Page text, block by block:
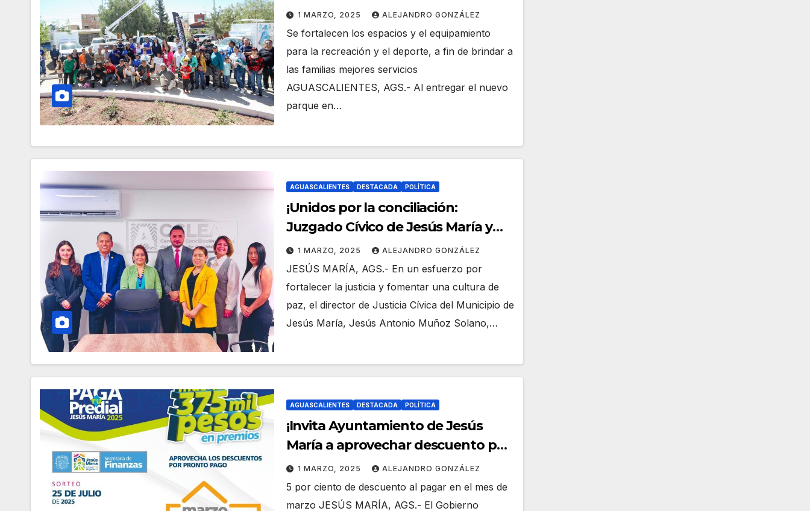
vehículos para servicios públicos!
1 MARZO, 2025 ALEJANDRO GONZÁLEZ
Se fortalecen los espacios y el equipamiento
para la recreación y el deporte, a fin de brindar a
las familias mejores servicios
AGUASCALIENTES, AGS.- Al entregar el nuevo
parque en…
AGUASCALIENTES DESTACADA POLÍTICA
¡Unidos por la conciliación:
Juzgado Cívico de Jesús María y
Centro de Conciliación Laboral
suman esfuerzos!
1 MARZO, 2025 ALEJANDRO GONZÁLEZ
JESÚS MARÍA, AGS.- En un esfuerzo por
fortalecer la justicia y fomentar una cultura de
paz, el director de Justicia Cívica del Municipio de
Jesús María, Jesús Antonio Muñoz Solano,…
AGUASCALIENTES DESTACADA POLÍTICA
¡Invita Ayuntamiento de Jesús
María a aprovechar descuento por
pago del predial en el mes de
marzo!
1 MARZO, 2025 ALEJANDRO GONZÁLEZ
5 por ciento de descuento al pagar en el mes de
marzo JESÚS MARÍA, AGS.- El Gobierno